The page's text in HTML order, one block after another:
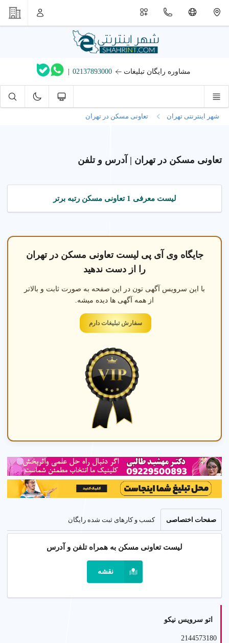
مشاوره رایگان تبلیغات 02137893000
|
شهر اینترنتی تهران تعاونی مسکن در تهران
تعاونی مسکن در تهران | آدرس و تلفن
لیست معرفی 1 تعاونی مسکن رتبه برتر
جایگاه وی آی پی لیست تعاونی مسکن در تهران
را از دست ندهید
با این سرویس آگهی تون در این صفحه به صورت ثابت و بالاتر
از همه آگهی ها دیده میشه.
سفارش تبلیغات دارم
صفحات اختصاصی کسب و کارهای ثبت شده رایگان
لیست تعاونی مسکن به همراه تلفن و آدرس
نقشه
اتو سرویس نیکو
2144573180